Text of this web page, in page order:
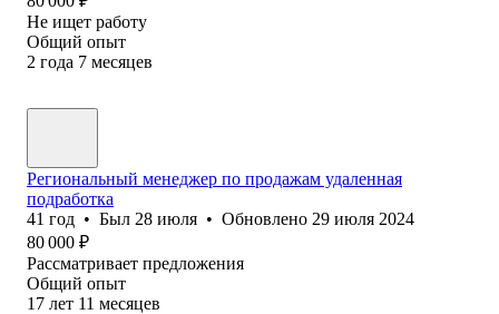
Не ищет работу
Общий опыт
2 года 7 месяцев
Региональный менеджер по продажам удаленная
подработка
41 год • Был 28 июля • Обновлено 29 июля 2024
80 000 ₽
Рассматривает предложения
Общий опыт
17 лет 11 месяцев